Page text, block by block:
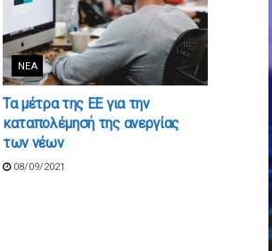
ΝΈΑ
Τα μέτρα της ΕΕ για την
καταπολέμησή της ανεργίας
των νέων
08/09/2021